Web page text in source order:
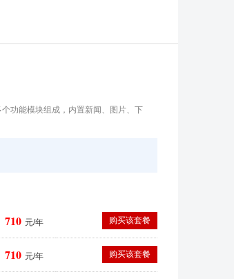
功能模块组成，内置新闻、图片、下
710 元/年 购买该套餐
710 元/年 购买该套餐